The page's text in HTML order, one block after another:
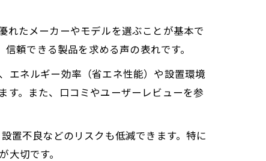
れたメーカーやモデルを選ぶことが基本で
頼できる製品を求める声の表れです。
エネルギー効率（省エネ性能）や設置環境
す。また、口コミやユーザーレビューを参
置不良などのリスクも低減できます。特に
切です。